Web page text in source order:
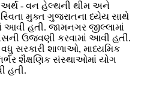
અર્થ - વન હેલ્થની થીમ અને
મુક્ત ગુજરાતના ધ્યેય સાથે
આવી હતી. જામનગર જીલ્લામાં
ઉજવણી કરવામાં આવી હતી.
સરકારી શાળાઓ, માધ્યમિક
શૈક્ષણિક સંસ્થાઓમાં યોગ
હતી.